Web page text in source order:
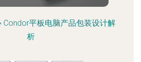
Condor平板电脑产品包装设计解
析